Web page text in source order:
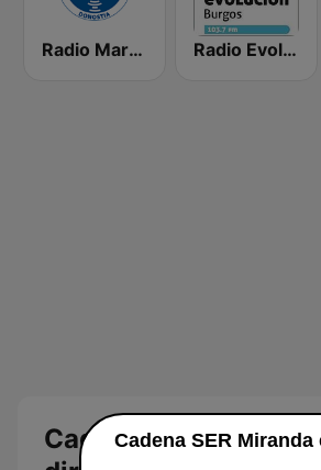
Radio Marca Donostia Radio Evolución
Cadena SER Miranda